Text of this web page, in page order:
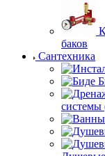
баков
Сантехника
системы